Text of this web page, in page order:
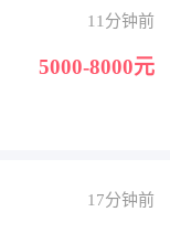
11分钟前
5000-8000元
17分钟前